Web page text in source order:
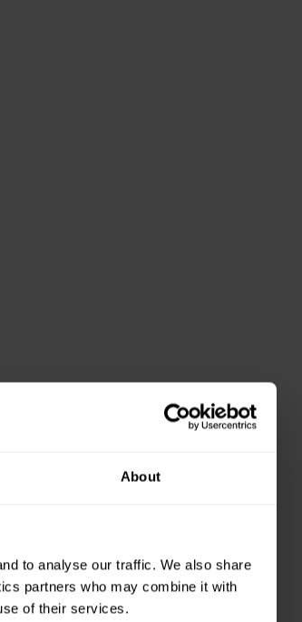
About
to analyse our traffic. We also share
partners who may combine it with
of their services.